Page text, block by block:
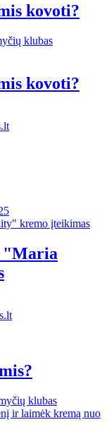
kovoti?
klubas
kovoti?
"Maria
klubas